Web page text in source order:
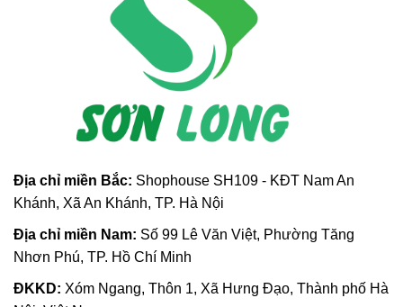
Địa chỉ miền Bắc: Shophouse SH109 - KĐT Nam An
Khánh, Xã An Khánh, TP. Hà Nội
Địa chỉ miền Nam: Số 99 Lê Văn Việt, Phường Tăng
Nhơn Phú, TP. Hồ Chí Minh
ĐKKD: Xóm Ngang, Thôn 1, Xã Hưng Đạo, Thành phố Hà